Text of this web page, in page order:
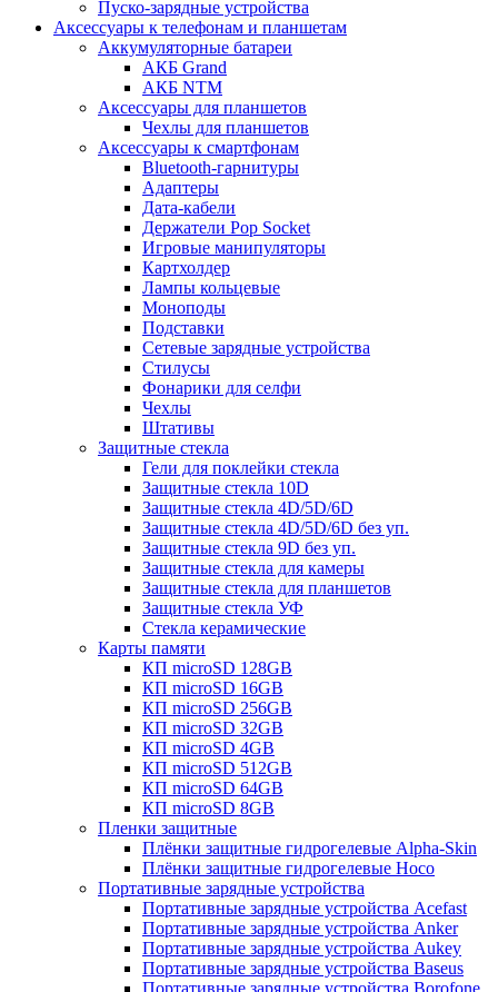
Пуско-зарядные устройства
Аксессуары к телефонам и планшетам
Аккумуляторные батареи
АКБ Grand
АКБ NTM
Аксессуары для планшетов
Чехлы для планшетов
Аксессуары к смартфонам
Bluetooth-гарнитуры
Адаптеры
Дата-кабели
Держатели Pop Socket
Игровые манипуляторы
Картхолдер
Лампы кольцевые
Моноподы
Подставки
Сетевые зарядные устройства
Стилусы
Фонарики для селфи
Чехлы
Штативы
Защитные стекла
Гели для поклейки стекла
Защитные стекла 10D
Защитные стекла 4D/5D/6D
Защитные стекла 4D/5D/6D без уп.
Защитные стекла 9D без уп.
Защитные стекла для камеры
Защитные стекла для планшетов
Защитные стекла УФ
Стекла керамические
Карты памяти
КП microSD 128GB
КП microSD 16GB
КП microSD 256GB
КП microSD 32GB
КП microSD 4GB
КП microSD 512GB
КП microSD 64GB
КП microSD 8GB
Пленки защитные
Плёнки защитные гидрогелевые Alpha-Skin
Плёнки защитные гидрогелевые Hoco
Портативные зарядные устройства
Портативные зарядные устройства Acefast
Портативные зарядные устройства Anker
Портативные зарядные устройства Aukey
Портативные зарядные устройства Baseus
Портативные зарядные устройства Borofone